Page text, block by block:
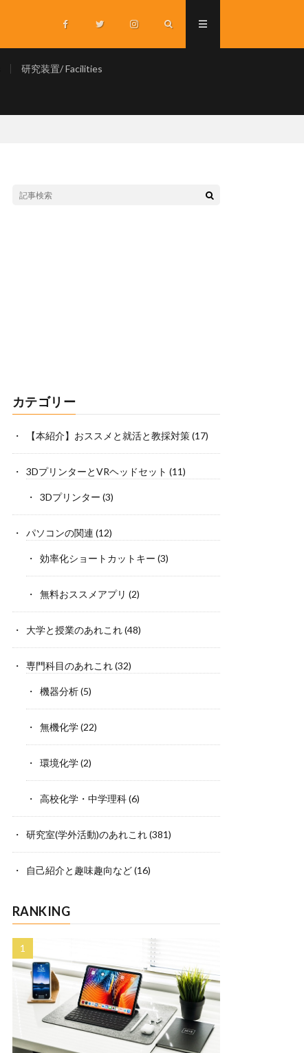
研究装置/ Facilities
カテゴリー
【本紹介】おススメと就活と教採対策(17)
3DプリンターとVRヘッドセット (11)
3Dプリンター (3)
パソコンの関連 (12)
効率化ショートカットキー (3)
無料おススメアプリ (2)
大学と授業のあれこれ(48)
専門科目のあれこれ(32)
機器分析(5)
無機化学(22)
環境化学(2)
高校化学・中学理科(6)
研究室(学外活動)のあれこれ(381)
自己紹介と趣味趣向など(16)
RANKING